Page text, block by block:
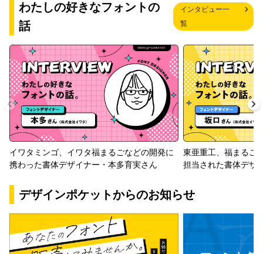
わたしの好きなフォントの
話
インタビュー一
覧
イワタミンゴ、イワタ福まるごなどの開発に
携わった書体デザイナー・本多育実さん
東亜重工、福まるご
担当された書体デザ
デザインポケットからのお知らせ